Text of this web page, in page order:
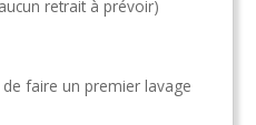
retrait à prévoir)
de faire un premier lavage